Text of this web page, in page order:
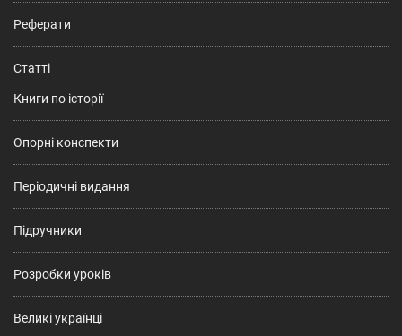
Реферати
Статті
Книги по історії
Опорні конспекти
Періодичні видання
Підручники
Розробки уроків
Великі українці